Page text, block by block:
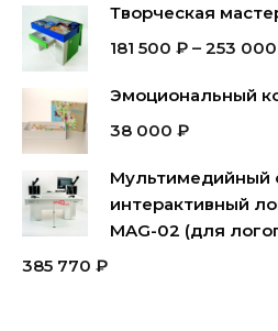
Творческая
181 500 ₽ – 253 000
Эмоциональный
38 000 ₽
Мультимедийный
интерактивный
MAG-02 (для
385 770 ₽